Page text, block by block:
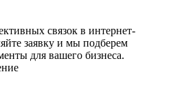
связок в интернет-
заявку и мы подберем
для вашего бизнеса.